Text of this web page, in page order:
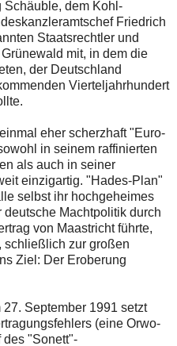
Schäuble, dem Kohl-
Friedrich
Staatsrechtler und
mit, in dem die
der Deutschland
Vierteljahrhundert
eher scherzhaft "Euro-
in seinem raffinierten
als auch in seiner
einzigartig. "Hades-Plan"
selbst ihr hochgeheimes
Machtpolitik durch
von Maastricht führte,
schließlich zur großen
Ziel: Der Eroberung
September 1991 setzt
(eine Orwo-
des "Sonett"-